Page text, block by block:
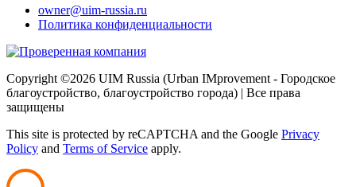
owner@uim-russia.ru
Политика конфиденциальности
Copyright ©2026 UIM Russia (Urban IMprovement - Городское
благоустройство, благоустройство города) | Все права
защищены
This site is protected by reCAPTCHA and the Google Privacy
Policy and Terms of Service apply.